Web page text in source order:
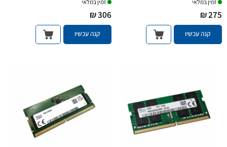
זמין במלאי
275 ₪
קנה עכשיו
זמין במלאי
306 ₪
קנה עכשיו